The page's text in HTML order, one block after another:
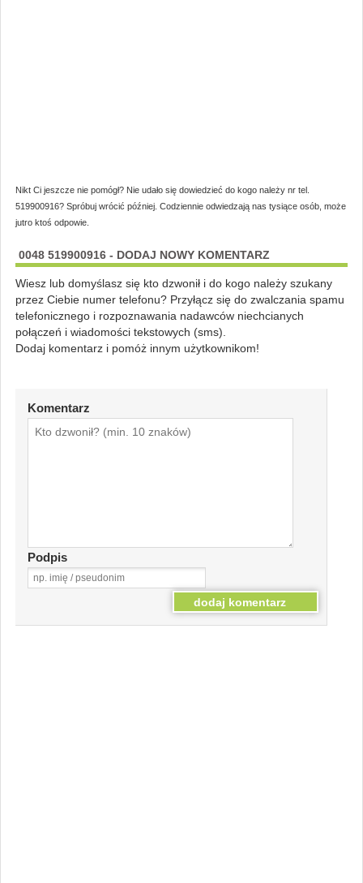
Nikt Ci jeszcze nie pomógł? Nie udało się dowiedzieć do kogo należy nr tel.
519900916? Spróbuj wrócić później. Codziennie odwiedzają nas tysiące osób, może
jutro ktoś odpowie.
0048 519900916 - DODAJ NOWY KOMENTARZ
Wiesz lub domyślasz się kto dzwonił i do kogo należy szukany
przez Ciebie numer telefonu? Przyłącz się do zwalczania spamu
telefonicznego i rozpoznawania nadawców niechcianych
połączeń i wiadomości tekstowych (sms).
Dodaj komentarz i pomóż innym użytkownikom!
Komentarz
Podpis